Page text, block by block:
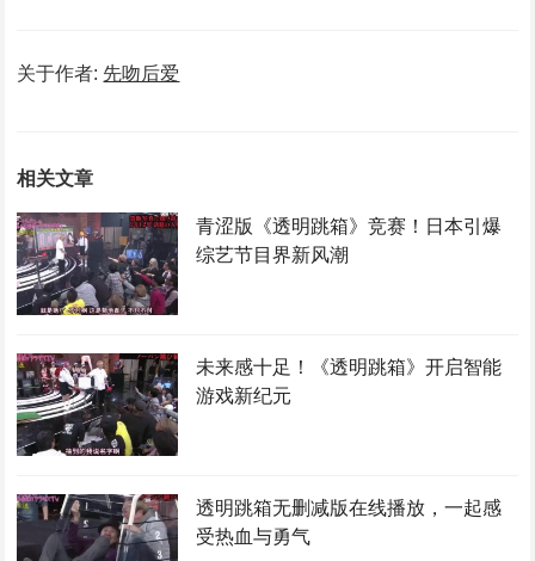
关于作者: 先吻后爱
相关文章
青涩版《透明跳箱》竞赛！日本引爆
综艺节目界新风潮
未来感十足！《透明跳箱》开启智能
游戏新纪元
透明跳箱无删减版在线播放，一起感
受热血与勇气